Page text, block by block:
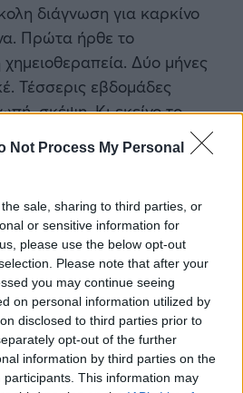
Not Process My Personal
sale, sharing to third parties, or
or sensitive information for
please use the below opt-out
Please note that after your
you may continue seeing
on personal information utilized by
disclosed to third parties prior to
opt-out of the further
information by third parties on the
participants. This information may
διάγνωση για καρκίνο
Πρώτα ήρθε το
Δύο μήνες
Τέσσερις εβδομάδες
σκέψη. Κι εκείνο το
που φωλιάζει στο πίσω
ο Πολονάρα πήρε την
του. Αλλά τα ουσιώδη